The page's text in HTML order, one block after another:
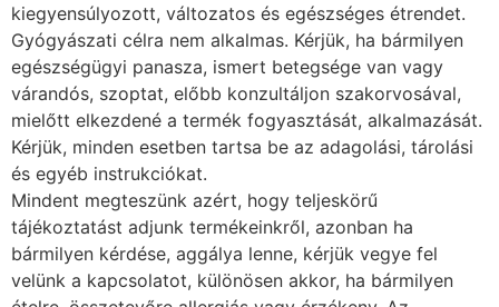
kiegyensúlyozott, változatos és egészséges étrendet.
Gyógyászati célra nem alkalmas. Kérjük, ha bármilyen
egészségügyi panasza, ismert betegsége van vagy
várandós, szoptat, előbb konzultáljon szakorvosával,
mielőtt elkezdené a termék fogyasztását, alkalmazását.
Kérjük, minden esetben tartsa be az adagolási, tárolási
és egyéb instrukciókat.
Mindent megteszünk azért, hogy teljeskörű
tájékoztatást adjunk termékeinkről, azonban ha
bármilyen kérdése, aggálya lenne, kérjük vegye fel
velünk a kapcsolatot, különösen akkor, ha bármilyen